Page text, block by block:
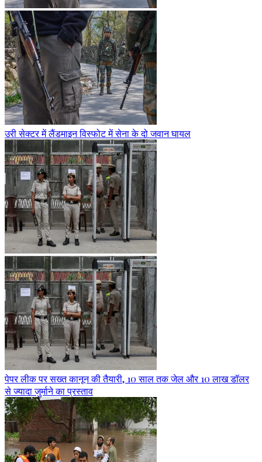
उरी सेक्टर में लैंडमाइन विस्फोट में सेना के दो जवान घायल
पेपर लीक पर सख्त कानून की तैयारी, 10 साल तक जेल और 10 लाख डॉलर
से ज्यादा जुर्माने का प्रस्ताव